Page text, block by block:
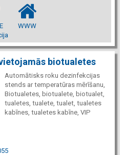
WWW
biotualetes
Automātisks roku dezinfekcijas
stends ar temperatūras mērīšanu,
Biotualetes, biotualete, biotualet,
tualetes, tualete, tualet, tualetes
kabīnes, tualetes kabīne, VIP